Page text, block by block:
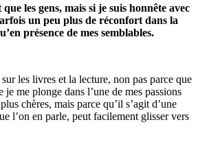
les gens, mais si je suis honnête avec
un peu plus de réconfort dans la
présence de mes semblables.
les livres et la lecture, non pas parce que
je me plonge dans l’une de mes passions
chères, mais parce qu’il s’agit d’une
l’on en parle, peut facilement glisser vers